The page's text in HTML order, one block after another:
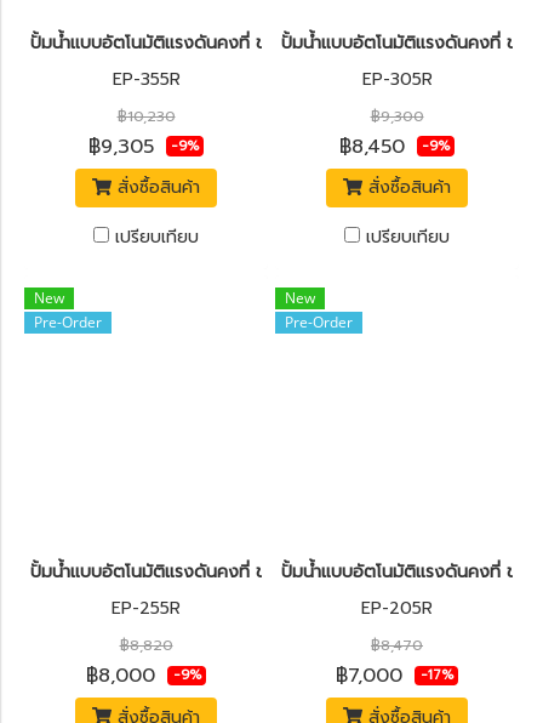
ปั้มน้ำแบบอัตโนมัติแรงดันคงที่ ขนาด 350 วัตต์ MITSUBISHI EP-355R
EP-355R
฿10,230
฿9,305 -9%
สั่งซื้อสินค้า
เปรียบเทียบ
ปั้มน้ำแบบอัตโนมัติแรงดันคงที่ ขนา
EP-305R
฿9,300
฿8,450 -9%
สั่งซื้อสินค้า
เปรียบเทียบ
New
Pre-Order
ปั้มน้ำแบบอัตโนมัติแรงดันคงที่ ขนาด 250 วัตต์ MITSUBISHI EP-
EP-255R
฿8,820
฿8,000 -9%
สั่งซื้อสินค้า
New
Pre-Order
ปั้มน้ำแบบอัตโนมัติแรงดันคงที่ ขนา
EP-205R
฿8,470
฿7,000 -17%
สั่งซื้อสินค้า